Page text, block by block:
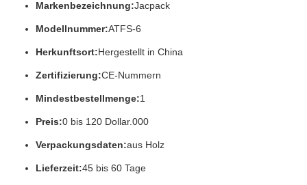
Markenbezeichnung:Jacpack
Modellnummer:ATFS-6
Herkunftsort:Hergestellt in China
Zertifizierung:CE-Nummern
Mindestbestellmenge:1
Preis:0 bis 120 Dollar.000
Verpackungsdaten:aus Holz
Lieferzeit:45 bis 60 Tage